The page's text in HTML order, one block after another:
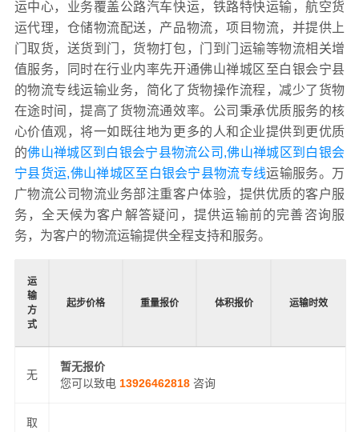
运中心，业务覆盖公路汽车快运，铁路特快运输，航空货
运代理，仓储物流配送，产品物流，项目物流，并提供上
门取货，送货到门，货物打包，门到门运输等物流相关增
值服务，同时在行业内率先开通佛山禅城区至白银会宁县
的物流专线运输业务，简化了货物操作流程，减少了货物
在途时间，提高了货物流通效率。公司秉承优质服务的核
心价值观，将一如既往地为更多的人和企业提供到更优质
的佛山禅城区到白银会宁县物流公司,佛山禅城区到白银会
宁县货运,佛山禅城区至白银会宁县物流专线运输服务。万
广物流公司物流业务部注重客户体验，提供优质的客户服
务，全天候为客户解答疑问，提供运输前的完善咨询服
务，为客户的物流运输提供全程支持和服务。
运
输
方
式
起步价格 重量报价 体积报价 运输时效
无
暂无报价
您可以致电 13926462818 咨询
取